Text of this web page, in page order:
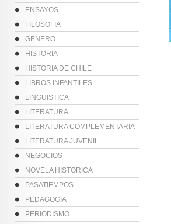
ENSAYOS
FILOSOFIA
GENERO
HISTORIA
HISTORIA DE CHILE
LIBROS INFANTILES
LINGUISTICA
LITERATURA
LITERATURA COMPLEMENTARIA
LITERATURA JUVENIL
NEGOCIOS
NOVELA HISTORICA
PASATIEMPOS
PEDAGOGIA
PERIODISMO